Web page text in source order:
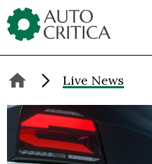
Skip
to
content
Live News